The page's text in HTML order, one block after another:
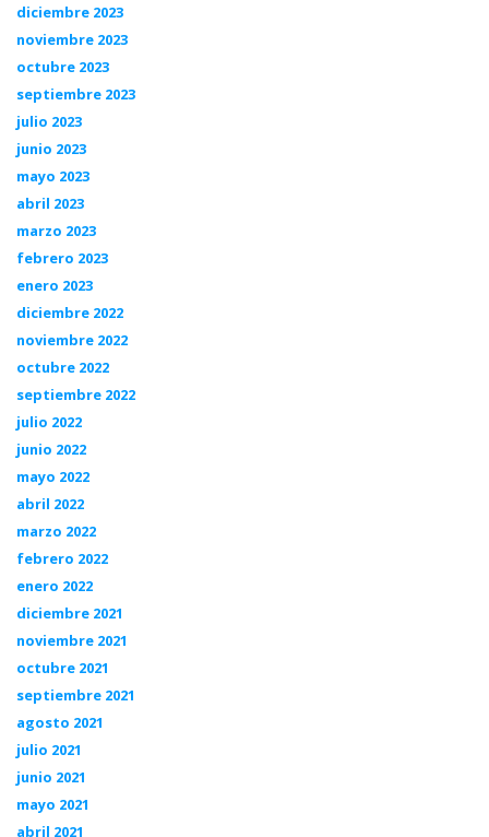
diciembre 2023
noviembre 2023
octubre 2023
septiembre 2023
julio 2023
junio 2023
mayo 2023
abril 2023
marzo 2023
febrero 2023
enero 2023
diciembre 2022
noviembre 2022
octubre 2022
septiembre 2022
julio 2022
junio 2022
mayo 2022
abril 2022
marzo 2022
febrero 2022
enero 2022
diciembre 2021
noviembre 2021
octubre 2021
septiembre 2021
agosto 2021
julio 2021
junio 2021
mayo 2021
abril 2021